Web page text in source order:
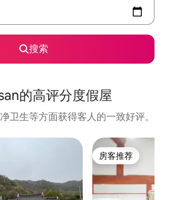
搜索
的高评分度假屋
卫生等方面获得客人的一致好评。
房客推荐
房客推荐